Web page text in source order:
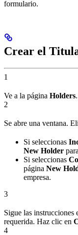
formulario.
Crear el
1
Ve a la página Holders
2
Se abre una ventana.
Si seleccionas
New Holder
Si seleccionas
página New
empresa.
3
Sigue las instrucciones
requerida. Haz clic en
4